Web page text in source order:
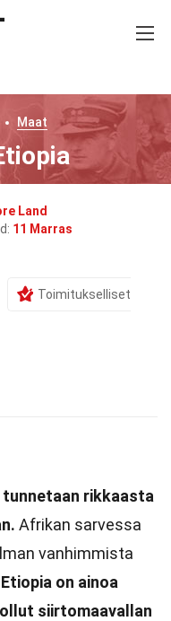
Maat
Land
11 Marras
Toimitukselliset
tunnetaan rikkaasta
Afrikan sarvessa
vanhimmista
on ainoa
siirtomaavallan